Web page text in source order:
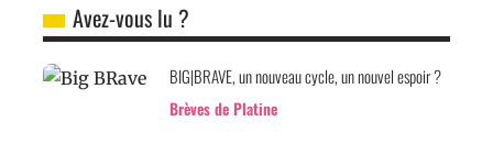
Avez-vous lu ?
BIG|BRAVE, un nouveau cycle, un nouvel espoir ?
Brèves de Platine